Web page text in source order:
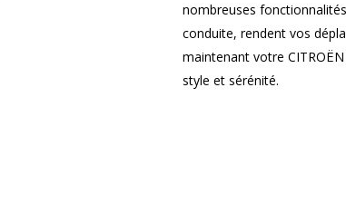
nombreuses
conduite, rendent vos
maintenant votre
style et sérénité.